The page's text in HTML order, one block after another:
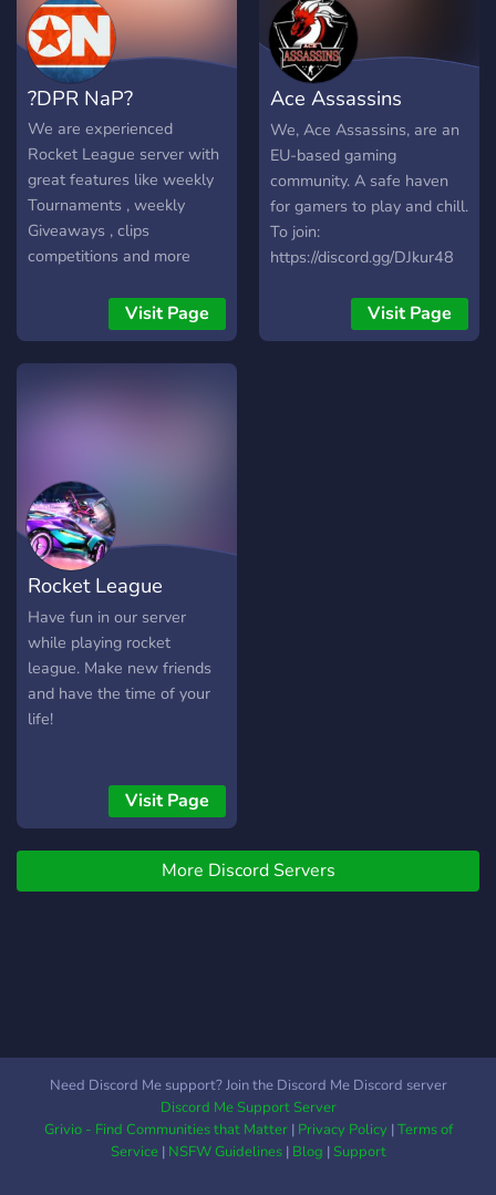
?DPR NaP?
We are experienced
Rocket League server with
great features like weekly
Tournaments , weekly
Giveaways , clips
competitions and more
Visit Page
Ace Assassins
Gaming Community
We, Ace Assassins, are an
EU-based gaming
community. A safe haven
for gamers to play and chill.
To join:
https://discord.gg/DJkur48
Visit Page
Rocket League
Looking For Games
Have fun in our server
while playing rocket
league. Make new friends
and have the time of your
life!
Visit Page
More Discord Servers
Need Discord Me support? Join the Discord Me Discord server
Discord Me Support Server
Grivio - Find Communities that Matter| Privacy Policy|Terms of
Service| NSFW Guidelines| Blog |Support